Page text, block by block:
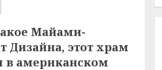
Майами-
Дизайна, этот храм
в американском